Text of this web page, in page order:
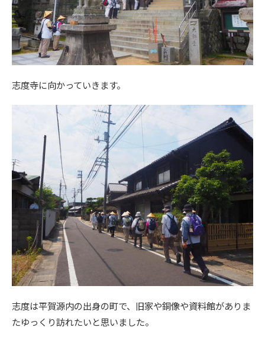
志度寺に向かっていきます。
志度は平賀源内の出身の町で、旧家や銅像や資料館がありま
たゆっくり訪れたいと思いました。